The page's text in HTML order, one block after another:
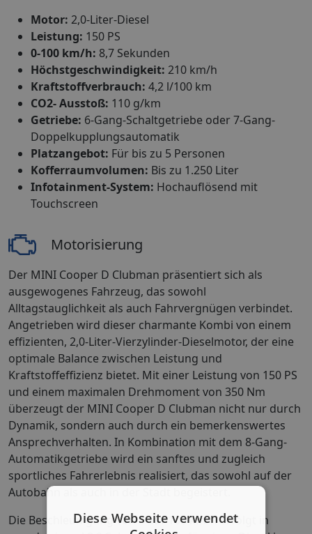
Motor: 2,0-Liter-Diesel
Leistung: 150 PS
0-100 km/h: 8,7 Sekunden
Höchstgeschwindigkeit: 210 km/h
Kraftstoffverbrauch: 4,2 l/100 km
CO2- Ausstoß: 110 g/km
Getriebe: 6-Gang-Schaltgetriebe oder 7-Gang-
Doppelkupplungsautomatik
Platzangebot: Für bis zu 5 Personen
Kofferraumvolumen: Bis zu 1.250 Liter
Infotainment-System: Hochauflösend mit
Touchscreen
Motorisierung
Der MINI Cooper D Clubman präsentiert sich als
ausgewogenes Fahrzeug, das sowohl
Alltagstauglichkeit als auch Fahrvergnügen verbindet.
Angetrieben wird dieser charmante Kombi von einem
effizienten, 2,0-Liter-Vierzylinder-Dieselmotor, der eine
optimale Balance zwischen Leistung und
Kraftstoffeffizienz bietet. Mit einer Leistung von 150 PS
und einem maximalen Drehmoment von 350 Nm
überzeugt der MINI Cooper D Clubman nicht nur durch
Dynamik, sondern auch durch ein bemerkenswertes
Ansprechverhalten. In Kombination mit dem 8-Gang-
Automatikgetriebe wird ein sanftes und zugleich
sportliches Fahrerlebnis realisiert, das sowohl auf der
Autobahn als auch in der Stadt begeistert.
Die Beschleunigung von 0 auf 100 km/h erfolgt in
Diese Webseite verwendet